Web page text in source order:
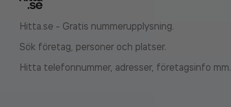
Hitta.se - Gratis nummerupplysning.
Sök företag, personer och platser.
Hitta telefonnummer, adresser, företagsinfo mm.